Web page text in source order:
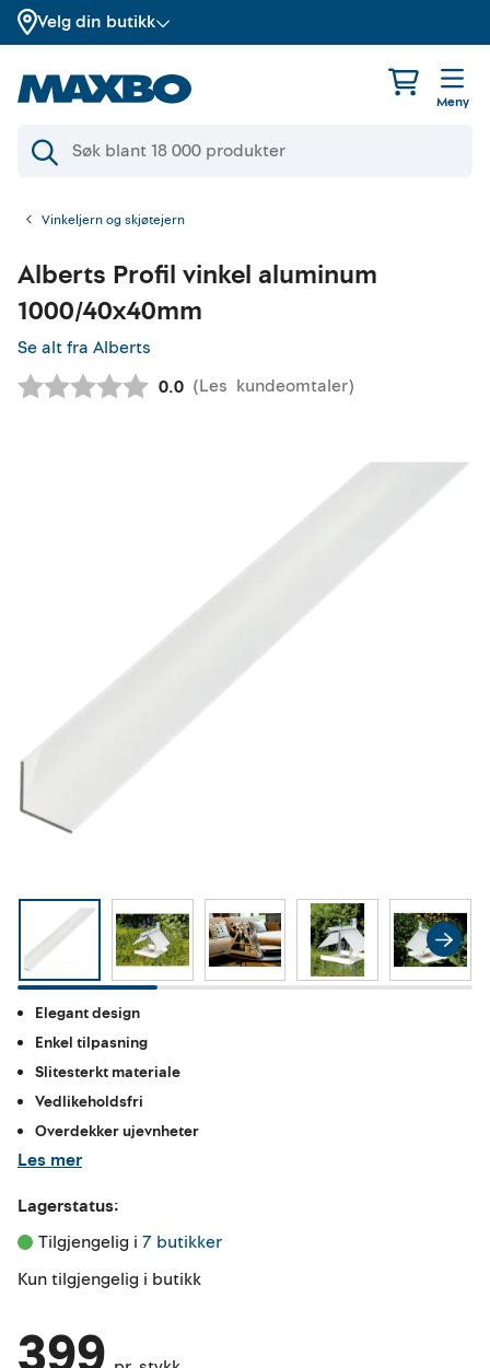
Velg din butikk
Meny
Vinkeljern og skjøtejern
Alberts Profil vinkel aluminum
1000/40x40mm
Se alt fra Alberts
Gjennomsnittskarakter:
0.0 (Les kundeomtaler)
Elegant design
Enkel tilpasning
Slitesterkt materiale
Vedlikeholdsfri
Overdekker ujevnheter
Les mer
Lagerstatus:
Tilgjengelig i 7 butikker
Kun tilgjengelig i butikk